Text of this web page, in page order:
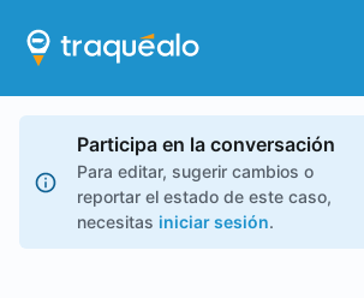
Participa en la conversación
Para editar, sugerir cambios o
reportar el estado de este caso,
necesitas iniciar sesión.